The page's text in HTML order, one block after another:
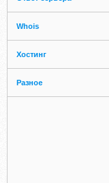
Whois
Хостинг
Разное